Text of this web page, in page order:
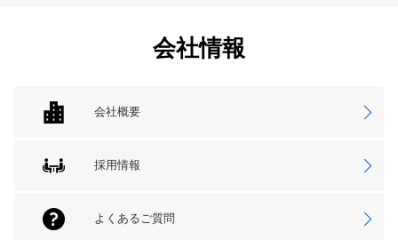
会社情報
会社概要
採用情報
よくあるご質問